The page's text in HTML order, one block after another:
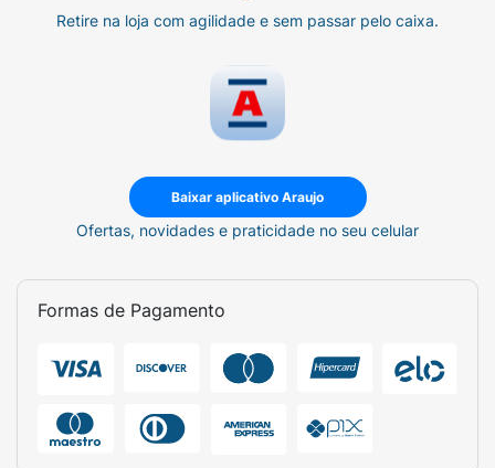
Retire na loja com agilidade e sem passar pelo caixa.
Baixar aplicativo Araujo
Ofertas, novidades e praticidade no seu celular
Formas de Pagamento